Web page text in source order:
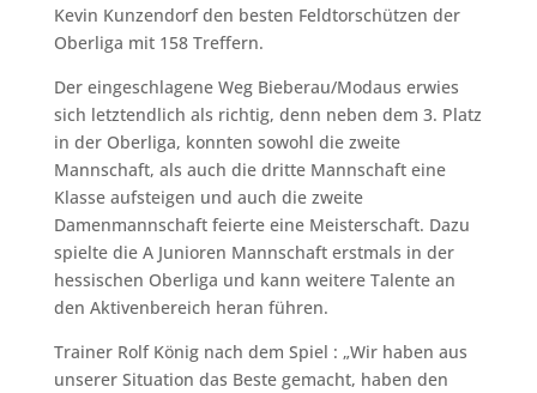
Kevin Kunzendorf den besten Feldtorschützen der
Oberliga mit 158 Treffern.
Der eingeschlagene Weg Bieberau/Modaus erwies
sich letztendlich als richtig, denn neben dem 3. Platz
in der Oberliga, konnten sowohl die zweite
Mannschaft, als auch die dritte Mannschaft eine
Klasse aufsteigen und auch die zweite
Damenmannschaft feierte eine Meisterschaft. Dazu
spielte die A Junioren Mannschaft erstmals in der
hessischen Oberliga und kann weitere Talente an
den Aktivenbereich heran führen.
Trainer Rolf König nach dem Spiel : „Wir haben aus
unserer Situation das Beste gemacht, haben den